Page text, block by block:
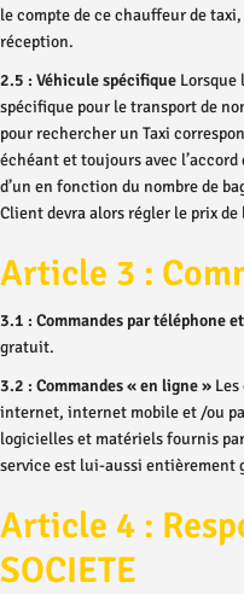
le compte de ce chauffeur de taxi,
réception.
2.5 : Véhicule spécifique Lorsque
spécifique pour le transport de
pour rechercher un Taxi
échéant et toujours avec
d’un en fonction du nombre de
Client devra alors régler le prix
Article 3 :
3.1 : Commandes par téléphone
gratuit.
3.2 : Commandes « en ligne »
internet, internet mobile et /ou
logicielles et matériels fournis
service est lui-aussi entièrement
Article 4 :
SOCIETE